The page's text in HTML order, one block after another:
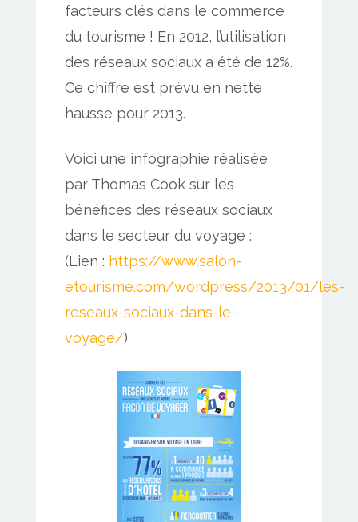
facteurs clés dans le commerce
du tourisme ! En 2012, l’utilisation
des réseaux sociaux a été de 12%.
Ce chiffre est prévu en nette
hausse pour 2013.
Voici une infographie réalisée
par Thomas Cook sur les
bénéfices des réseaux sociaux
dans le secteur du voyage :
(Lien : https://www.salon-
etourisme.com/wordpress/2013/01/les-
reseaux-sociaux-dans-le-
voyage/)